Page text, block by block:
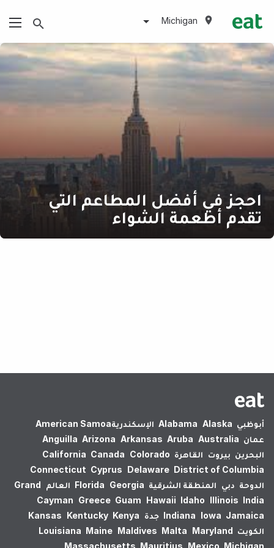
Michigan
احجز في أفضل المطاعم التي
تقدم أطعمة الشواء
أبوظبي Alabama Alaska الإسكندرية‎American Samoa
عمان
Anguilla Arizona Arkansas Aruba Australia
البحرين بيروت القاهرة California Canada Colorado
Connecticut Cyprus Delaware District of Columbia
الدوحة دبي المنطقة الشرقية Florida Georgia العالم
Grand
Cayman Greece Guam Hawaii Idaho Illinois India
Indiana Iowa Jamaica جدة Kansas Kentucky Kenya
الكويت
Louisiana Maine Maldives Malta Maryland